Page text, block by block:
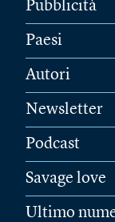
Pubblicità
Paesi
Autori
Newsletter
Podcast
Savage love
Ultimo